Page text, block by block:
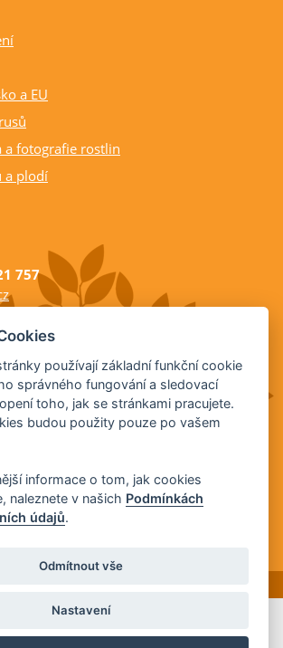
a EU
a fotografie rostlin
a plodí
757
údajů
Partnerský
používají základní funkční cookie
správného fungování a sledovací
toho, jak se stránkami pracujete.
budou použity pouze po vašem
informace o tom, jak cookies
naleznete v našich Podmínkách
údajů.
Odmítnout vše
Nastavení